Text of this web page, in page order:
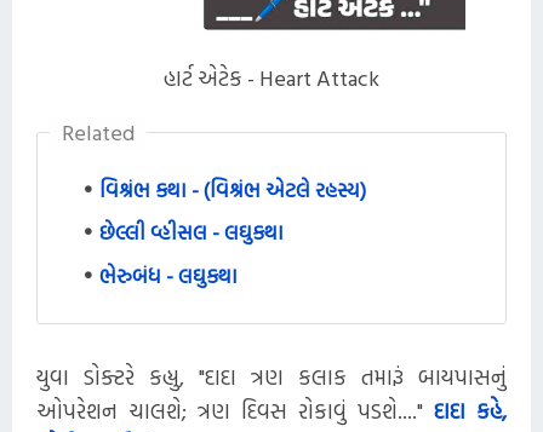
હાર્ટ એટેક - Heart Attack
Related
વિશ્રંભ કથા - (વિશ્રંભ એટલે રહસ્ય)
છેલ્લી વ્હીસલ - લઘુકથા
ભેરુબંધ - લઘુકથા
યુવા ડોક્ટરે કહ્યુ, "દાદા ત્રણ કલાક તમારૂં બાયપાસનું
ઓપરેશન ચાલશે; ત્રણ દિવસ રોકાવું પડશે...." દાદા કહે,